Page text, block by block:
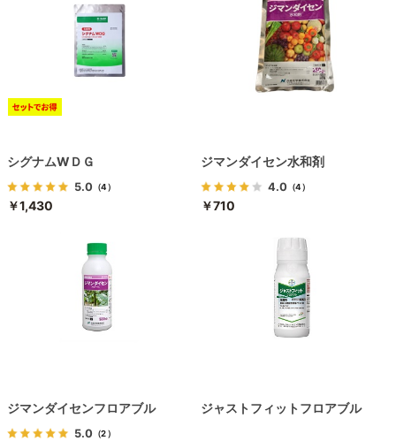
シグナムWＤＧ
5.0 （4）
￥1,430
ジマンダイセン水和剤
4.0 （4）
￥710
ジマンダイセンフロアブル
5.0 （2）
ジャストフィットフロアブル